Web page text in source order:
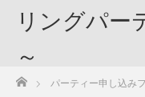
リングパー
～
パーティー申し込み